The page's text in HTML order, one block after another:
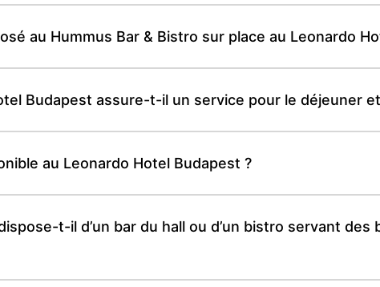
au Hummus Bar & Bistro sur place au Leonardo
Budapest assure-t-il un service pour le déjeuner
au Leonardo Hotel Budapest ?
t-il d’un bar du hall ou d’un bistro servant